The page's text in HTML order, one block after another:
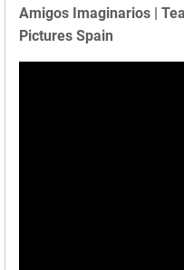
Amigos Imaginarios |
Pictures Spain